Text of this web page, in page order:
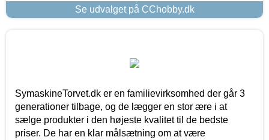
Se udvalget på CChobby.dk
SymaskineTorvet.dk er en familievirksomhed der går 3
generationer tilbage, og de lægger en stor ære i at
sælge produkter i den højeste kvalitet til de bedste
priser. De har en klar målsætning om at være